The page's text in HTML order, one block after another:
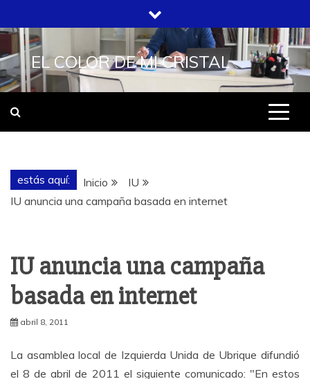
al
contenido
EL COLOR DE MI CRISTAL
estás aquí: Inicio
IU
IU anuncia una campaña basada en internet
IU anuncia una campaña
basada en internet
abril 8, 2011
La asamblea local de Izquierda Unida de Ubrique difundió
el 8 de abril de 2011 el siguiente comunicado: "En estos